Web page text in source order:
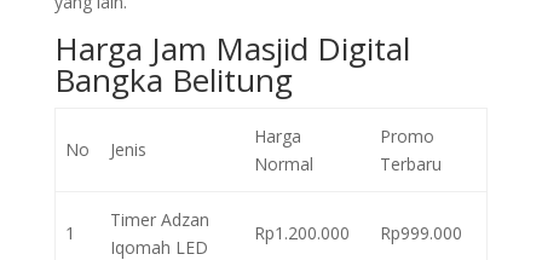
Harga Jam Masjid Digital
Bangka Belitung
No Jenis
Harga
Normal
Promo
Terbaru
1
Timer Adzan
Iqomah LED
Rp1.200.000 Rp999.000